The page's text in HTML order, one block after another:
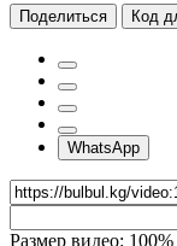
Поделиться Код
WhatsApp
Размер видео: